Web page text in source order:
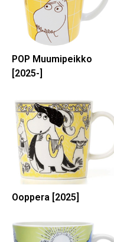
POP Muumipeikko
[2025-]
Ooppera [2025]